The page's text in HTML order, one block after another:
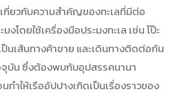
ยวกับความสำคัญของทะเลที่มีต่อ
โดยใช้เครื่องมือประมงทะเล เช่น โป๊ะ
ป็นเส้นทางค้าขาย และเดินทางติดต่อกัน
น ซึ่งต้องพบกับอุปสรรคนานา
ทำให้เรืออัปปางเกิดเป็นเรื่องราวของ